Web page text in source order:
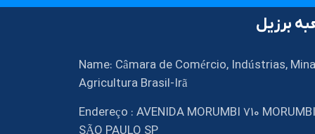
برزیل
Name: Câmara de Comércio, Indústrias,
Agricultura Brasil-Irã
Endereço : AVENIDA MORUMBI 710